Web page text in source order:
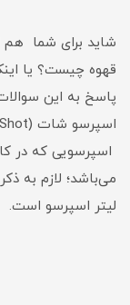
شاید برای شما
قهوه چیست؟ یا
پاسخ به این
اسپرسویی که در
لیتر اسپرسو است.